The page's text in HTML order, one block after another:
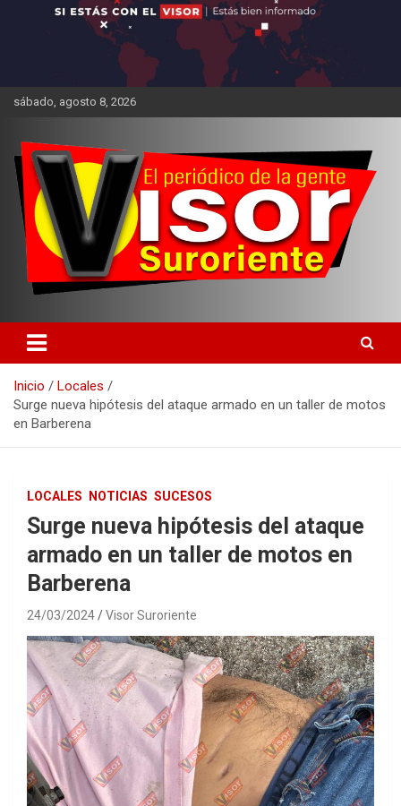
sábado, agosto 8, 2026
Inicio
Locales
Surge nueva hipótesis del ataque armado en un taller de motos
en Barberena
LOCALES NOTICIAS SUCESOS
Surge nueva hipótesis del ataque
armado en un taller de motos en
Barberena
24/03/2024 Visor Suroriente